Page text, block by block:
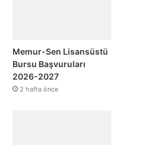
Memur-Sen Lisansüstü
Bursu Başvuruları
2026-2027
2 hafta önce